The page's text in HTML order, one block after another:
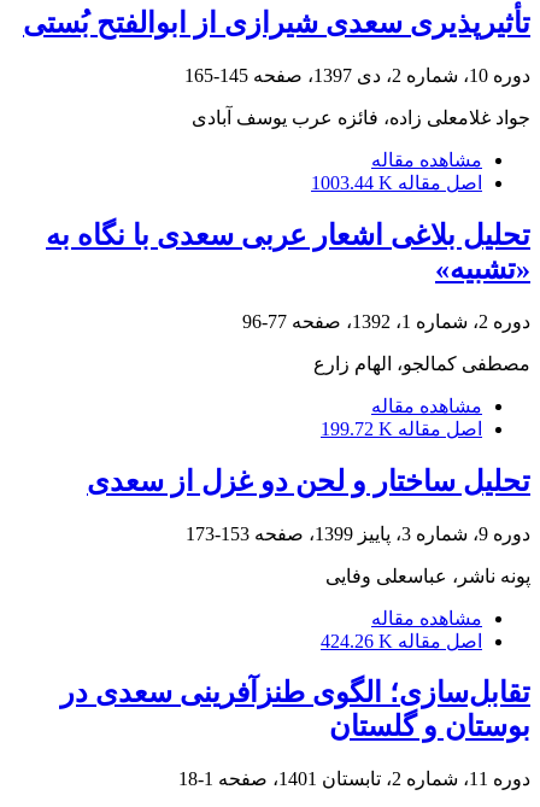
تأثیرپذیری سعدی شیرازی از ابوالفتح بُستی
دوره 10، شماره 2، دی 1397، صفحه 145-165
جواد غلامعلی زاده، فائزه عرب یوسف آبادی
مشاهده مقاله
اصل مقاله 1003.44 K
تحلیل بلاغی اشعار عربی سعدی با نگاه به
«تشبیه‌»
دوره 2، شماره 1، 1392، صفحه 77-96
مصطفی کمالجو، الهام زارع
مشاهده مقاله
اصل مقاله 199.72 K
تحلیل ساختار و لحن دو غزل از سعدی
دوره 9، شماره 3، پاییز 1399، صفحه 153-173
پونه ناشر، عباسعلی وفایی
مشاهده مقاله
اصل مقاله 424.26 K
تقابل‌سازی؛ الگوی طنزآفرینی سعدی در
بوستان و گلستان
دوره 11، شماره 2، تابستان 1401، صفحه 1-18